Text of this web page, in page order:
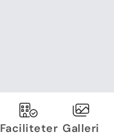
Faciliteter Galleri